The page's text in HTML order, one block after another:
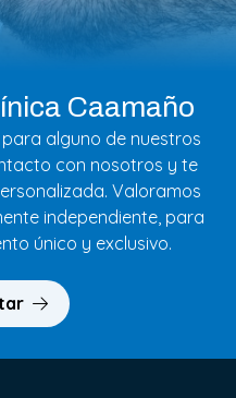
Caamaño
alguno de nuestros
con nosotros y te
Valoramos
independiente, para
único y exclusivo.